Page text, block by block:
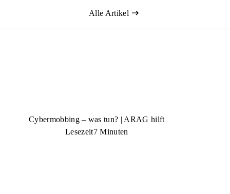
Alle Artikel
Cybermobbing – was tun? | ARAG hilft
Lesezeit7 Minuten